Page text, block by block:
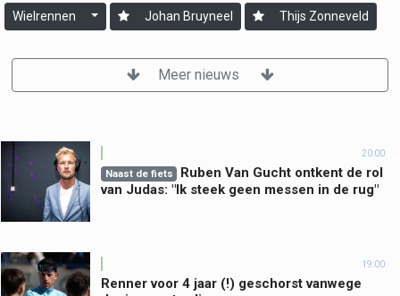
Wielrennen Johan Bruyneel Thijs Zonneveld
Meer nieuws
20:00
Naast de fiets
Ruben Van Gucht ontkent de rol
van Judas: "Ik steek geen messen in de rug"
19:00
Renner voor 4 jaar (!) geschorst vanwege